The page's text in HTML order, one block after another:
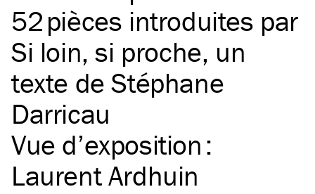
52 pièces introduites par
Si loin, si proche, un
texte de Stéphane
Darricau
Vue d’exposition :
Laurent Ardhuin